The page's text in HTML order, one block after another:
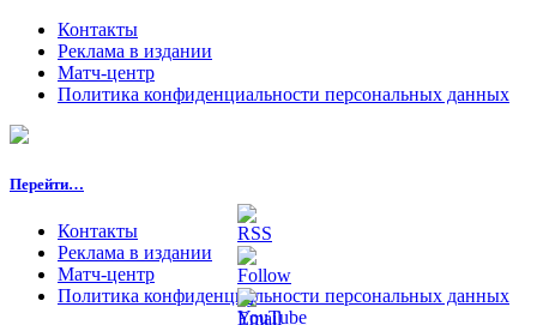
Контакты
Реклама в издании
Матч-центр
Политика конфиденциальности персональных данных
Перейти…
Контакты
Реклама в издании
Матч-центр
Политика конфиденциальности персональных данных